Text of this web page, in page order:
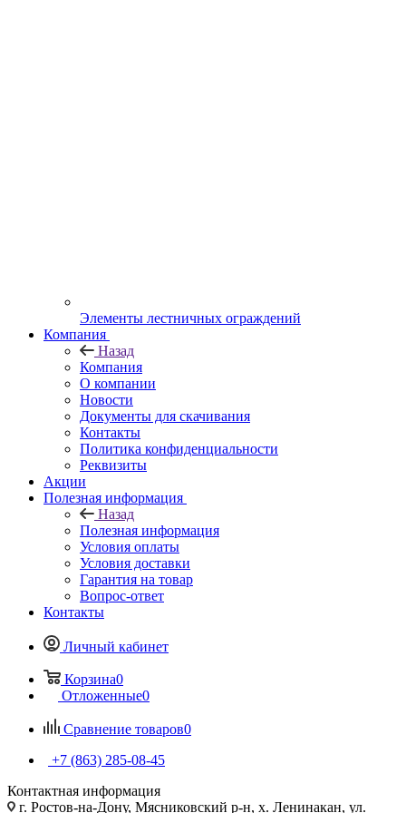
Элементы лестничных ограждений
Компания
Назад
Компания
О компании
Новости
Документы для скачивания
Контакты
Политика конфиденциальности
Реквизиты
Акции
Полезная информация
Назад
Полезная информация
Условия оплаты
Условия доставки
Гарантия на товар
Вопрос-ответ
Контакты
Личный кабинет
Корзина0
Отложенные0
Сравнение товаров0
+7 (863) 285-08-45
Контактная информация
г. Ростов-на-Дону, Мясниковский р-н, х. Ленинакан, ул.